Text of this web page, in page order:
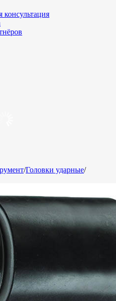
консультация
/Головки ударные/